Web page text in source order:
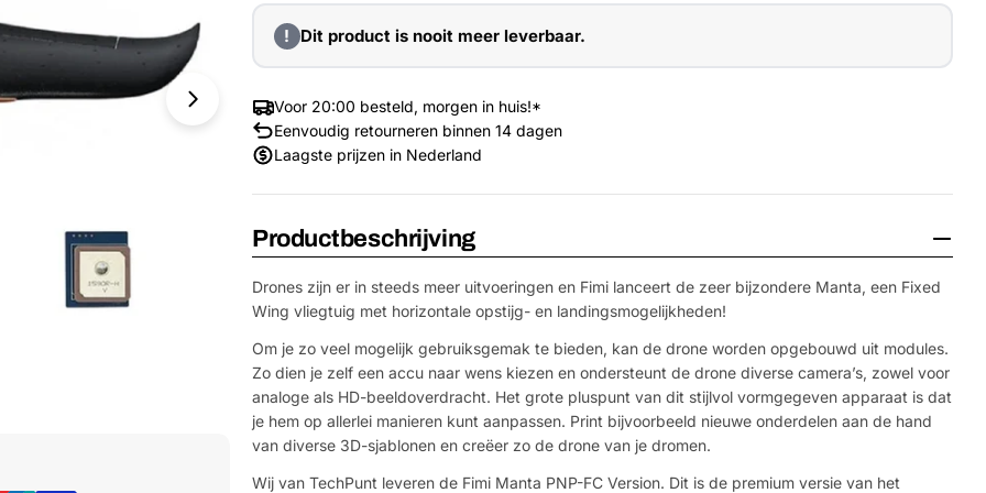
Media 1 openen in venster Media 2 openen
! Dit product is nooit meer leverbaar.
Voor 20:00 besteld, morgen in huis!*
Eenvoudig retourneren binnen 14 dagen
Laagste prijzen in Nederland
Productbeschrijving
Drones zijn er in steeds meer uitvoeringen en Fimi lanceert de zeer bijzondere Manta, een Fixed
Wing vliegtuig met horizontale opstijg- en landingsmogelijkheden!
Om je zo veel mogelijk gebruiksgemak te bieden, kan de drone worden opgebouwd uit modules.
Zo dien je zelf een accu naar wens kiezen en ondersteunt de drone diverse camera’s, zowel voor
analoge als HD-beeldoverdracht. Het grote pluspunt van dit stijlvol vormgegeven apparaat is dat
je hem op allerlei manieren kunt aanpassen. Print bijvoorbeeld nieuwe onderdelen aan de hand
van diverse 3D-sjablonen en creëer zo de drone van je dromen.
Wij van TechPunt leveren de Fimi Manta PNP-FC Version. Dit is de premium versie van het